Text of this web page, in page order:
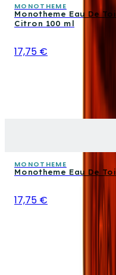
MONOTHEME
Monotheme Eau De
Citron 100 ml
17,75 €
MONOTHEME
Monotheme Eau De
17,75 €